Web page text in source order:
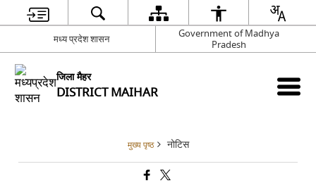
मध्य प्रदेश शासन
Government of Madhya
Pradesh
जिला मैहर
DISTRICT MAIHAR
मुख्य पृष्ठ नोटिस